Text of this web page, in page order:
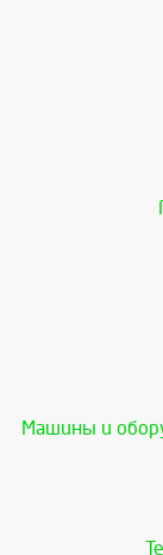
Машины и